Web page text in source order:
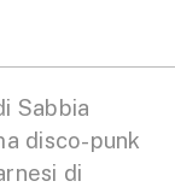
Sabbia
disco-punk
di